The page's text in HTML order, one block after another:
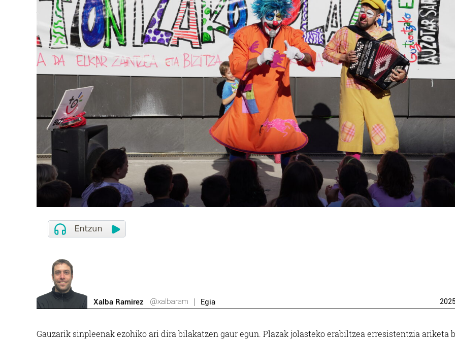
Xalba Ramirez @xalbaram Egia
Gauzarik sinpleenak ezohiko ari dira bilakatzen gaur egun. Plazak jolasteko erabiltzea erresistentzia ariketa